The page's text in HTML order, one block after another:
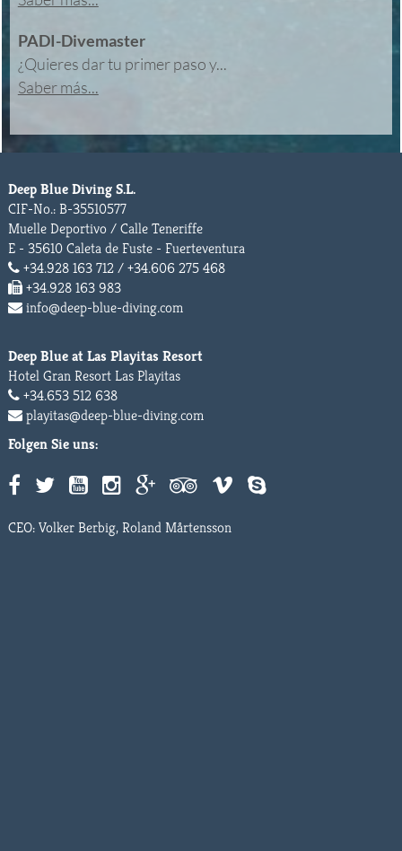
PADI-Divemaster
¿Quieres dar tu primer paso y...
Saber más...
Deep Blue Diving S.L.
CIF-No.: B-35510577
Muelle Deportivo / Calle Teneriffe
E - 35610 Caleta de Fuste - Fuerteventura
+34.928 163 712 / +34.606 275 468
+34.928 163 983
info@deep-blue-diving.com
Deep Blue at Las Playitas Resort
Hotel Gran Resort Las Playitas
+34.653 512 638
playitas@deep-blue-diving.com
Folgen Sie uns:
CEO: Volker Berbig, Roland Mårtensson